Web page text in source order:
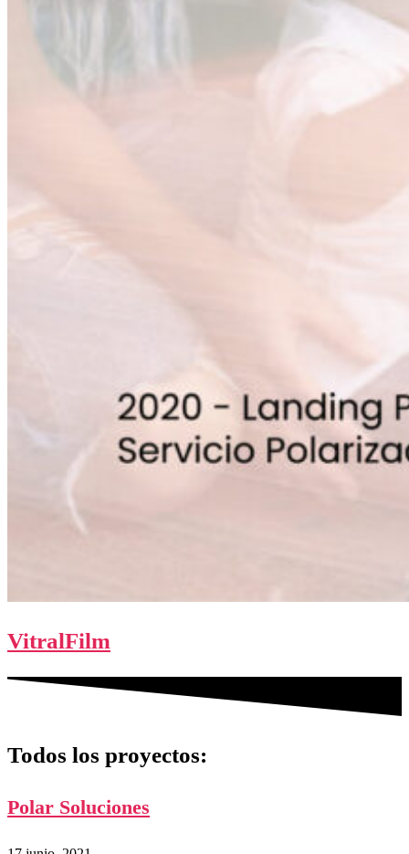
VitralFilm
Todos los proyectos:
Polar Soluciones